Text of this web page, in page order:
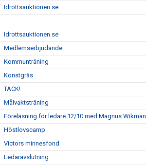
Idrottsauktionen.se
Idrottsauktionen.se
Medlemserbjudande
Kommunträning
Konstgräs
TACK!
Målvaktsträning
Föreläsning för ledare 12/10 med Magnus Wikman
Höstlovscamp
Victors minnesfond
Ledaravslutning